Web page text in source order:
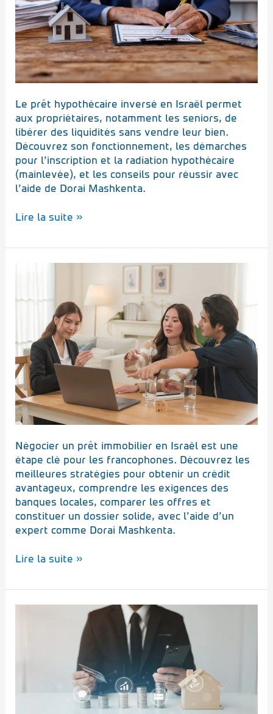
Le prêt hypothécaire inversé en Israël permet
aux propriétaires, notamment les seniors, de
libérer des liquidités sans vendre leur bien.
Découvrez son fonctionnement, les démarches
pour l’inscription et la radiation hypothécaire
(mainlevée), et les conseils pour réussir avec
l’aide de Dorai Mashkenta.
:
comment
ça
fonctionne
?
Lire la suite »
Négocier un prêt immobilier en Israël est une
étape clé pour les francophones. Découvrez les
meilleures stratégies pour obtenir un crédit
avantageux, comprendre les exigences des
banques locales, comparer les offres et
constituer un dossier solide, avec l’aide d’un
expert comme Dorai Mashkenta.
prêt
immobilier
Israël
les
étapes
pour
réussir
Lire la suite »